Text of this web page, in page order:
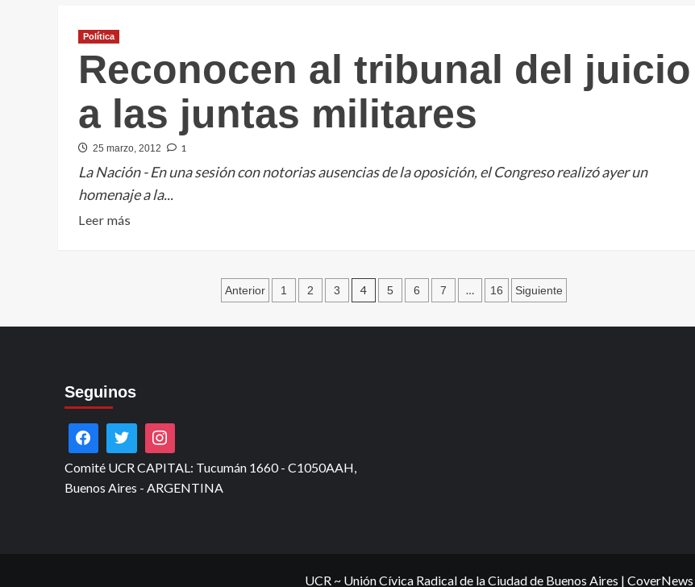
años
del
golpe,
la
democracia
argentina
debe
al
Política
Reconocen al tribunal del juicio
a las juntas militares
25 marzo, 2012 1
La Nación - En una sesión con notorias ausencias de la oposición, el Congreso realizó ayer un
homenaje a la...
Leer más
las
juntas
militares
Paginación
Anterior 1 2 3 4 5 6 7 … 16 Siguiente
Seguinos
Comité UCR CAPITAL: Tucumán 1660 - C1050AAH,
Buenos Aires - ARGENTINA
UCR ~ Unión Cívica Radical de la Ciudad de Buenos Aires | CoverNews